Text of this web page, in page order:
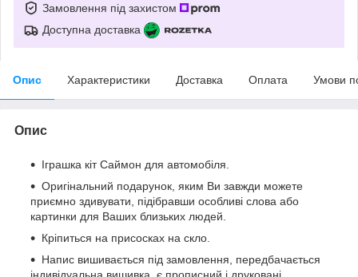
Замовлення під захистом
Доступна доставка
Опис Характеристики Доставка Оплата Умови
Опис
Іграшка кіт Саймон для автомобіля.
Оригінальний подарунок, яким Ви завжди можете
приємно здивувати, підібравши особливі слова або
картинки для Ваших близьких людей.
Кріпиться на присосках на скло.
Напис вишивається під замовлення, передбачається
індивідуальна вишивка, є прописний і друковані